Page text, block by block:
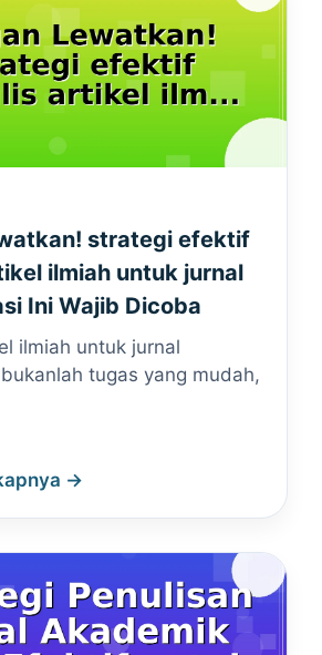
strategi efektif
ilmiah untuk jurnal
Ini Wajib Dicoba
ilmiah untuk jurnal
tugas yang mudah,
→